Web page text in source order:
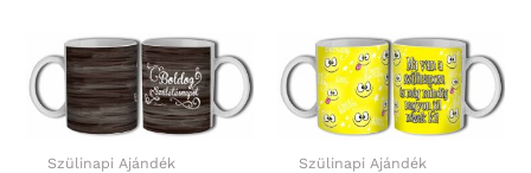
Szülinapi Ajándék Szülinapi Ajándék